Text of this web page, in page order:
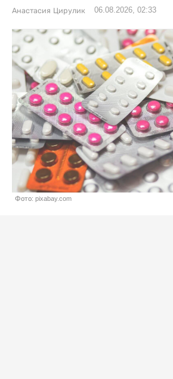
Анастасия Цирулик 06.08.2026, 02:33
Фото: pixabay.com